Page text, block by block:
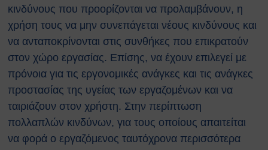
Είσοδος Εκπαιδευόμενου
Συνεργάτη
ΕΚΠΑΙΔΕΥΣΗ
Πρώτες Βοήθειες
Μαθήματα καρδιοαναπνευστικής
αναζωογόνησης (ΚΑΡΠΑ) και
κοιλιακής ώθησης (λαβή
Χάιμλιχ)
Σήμανση και Σύμβολα
Εργαστηριακή Ασφάλεια
κινδύνους που προορίζονται να προλαμβάνουν, η
χρήση τους να μην συνεπάγεται νέους κινδύνους και
να ανταποκρίνονται στις συνθήκες που επικρατούν
στον χώρο εργασίας. Επίσης, να έχουν επιλεγεί με
πρόνοια για τις εργονομικές ανάγκες και τις ανάγκες
προστασίας της υγείας των εργαζομένων και να
ταιριάζουν στον χρήστη. Στην περίπτωση
πολλαπλών κινδύνων, για τους οποίους απαιτείται
να φορά ο εργαζόμενος ταυτόχρονα περισσότερα